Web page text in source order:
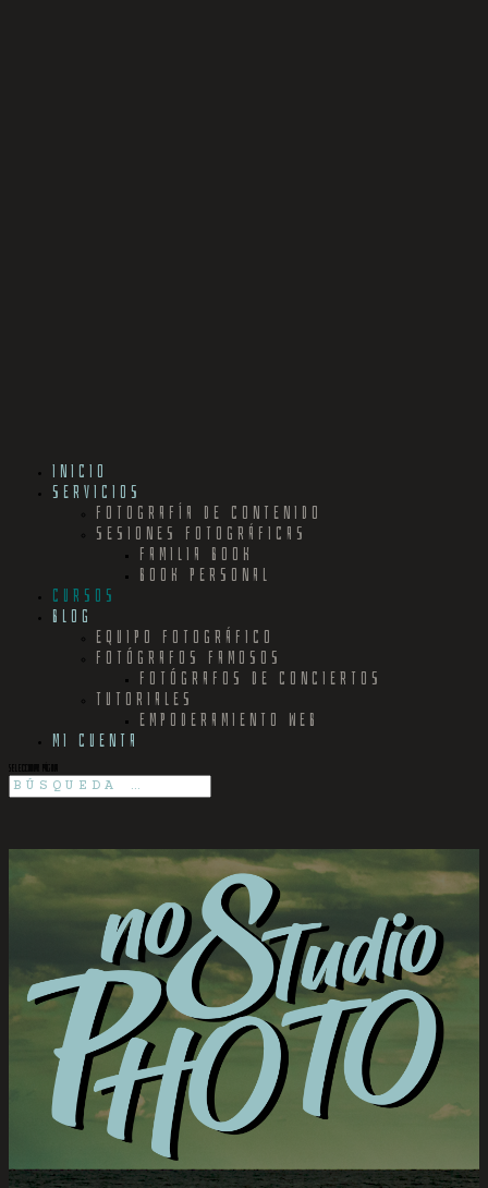
INICIO
SERVICIOS
FOTOGRAFÍA DE CONTENIDO
SESIONES FOTOGRÁFICAS
FAMILIA BOOK
BOOK PERSONAL
CURSOS
BLOG
EQUIPO FOTOGRÁFICO
FOTÓGRAFOS FAMOSOS
FOTÓGRAFOS DE CONCIERTOS
TUTORIALES
EMPODERAMIENTO WEB
MI CUENTA
Seleccionar página